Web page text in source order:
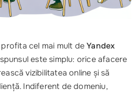
cel mai mult deYandex
este simplu: orice afacere
vizibilitatea online și să
Indiferent de domeniu,